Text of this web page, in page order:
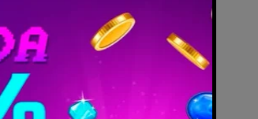
Top en 2026
y yoga: reducen estrés en
de rallies y respiración
crecen un 50% en